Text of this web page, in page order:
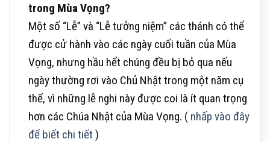
trong Mùa Vọng?
Một số “Lễ” và “Lễ tưởng niệm” các thánh có thể
được cử hành vào các ngày cuối tuần của Mùa
Vọng, nhưng hầu hết chúng đều bị bỏ qua nếu
ngày thường rơi vào Chủ Nhật trong một năm cụ
thể, vì những lễ nghi này được coi là ít quan trọng
hơn các Chúa Nhật của Mùa Vọng. ( nhấp vào đây
để biết chi tiết )